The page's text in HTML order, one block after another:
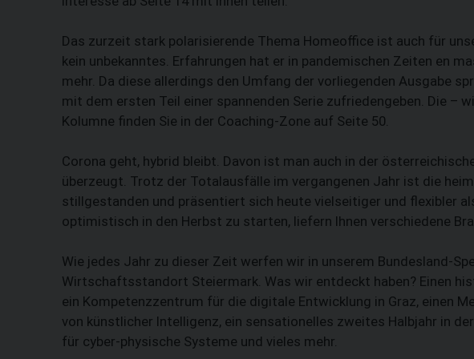
Das zurzeit stark polarisierende Thema Homeoffice ist auch für
kein unbekanntes. Erfahrungen hat er in pandemischen Zeiten en
mehr. Da diese allerdings den Umfang der vorliegenden Ausgabe
mit dem ersten Teil einer spannenden Serie zufriedengeben. Die –
Kolumne finden Sie in der Coaching-Zone auf Seite 50.
Corona geht, hybrid bleibt. Davon ist man auch in der
überzeugt. Trotz der Totalausfälle im vergangenen Jahr ist die
stillgestanden und präsentiert sich heute vielseitiger und flexibler
optimistisch in den Herbst zu starten, liefern Ihnen verschiedene
Wie jedes Jahr zu dieser Zeit werfen wir in unserem Bundesland-
Wirtschaftsstandort Steiermark. Was wir entdeckt haben? Einen
ein Kompetenzzentrum für die digitale Entwicklung in Graz, einen
von künstlicher Intelligenz, ein sensationelles zweites Halbjahr in
für cyber-physische Systeme und vieles mehr.